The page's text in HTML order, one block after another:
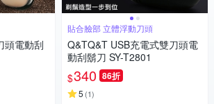
頭電動刮
貼合臉部 立體浮動刀頭
Q&TQ&T USB充電式雙刀頭電
動刮鬍刀 SY-T2801
$340 86折
5 (1)